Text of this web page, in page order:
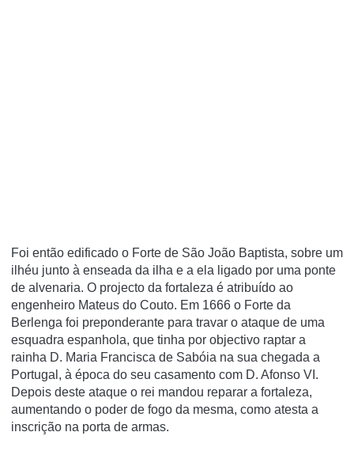
Foi então edificado o Forte de São João Baptista, sobre um
ilhéu junto à enseada da ilha e a ela ligado por uma ponte
de alvenaria. O projecto da fortaleza é atribuído ao
engenheiro Mateus do Couto. Em 1666 o Forte da
Berlenga foi preponderante para travar o ataque de uma
esquadra espanhola, que tinha por objectivo raptar a
rainha D. Maria Francisca de Sabóia na sua chegada a
Portugal, à época do seu casamento com D. Afonso VI.
Depois deste ataque o rei mandou reparar a fortaleza,
aumentando o poder de fogo da mesma, como atesta a
inscrição na porta de armas.